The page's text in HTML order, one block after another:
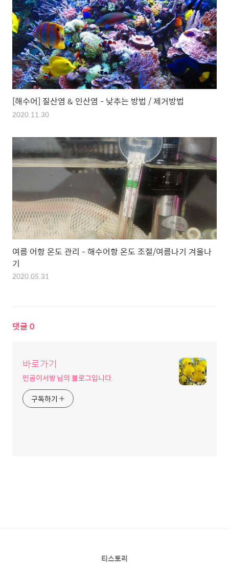
[해수어] 질산염 & 인산염 - 낮추는 방법 / 제거방법
2020.11.30
여름 어항 온도 관리 - 해수어항 온도 조절/여름나기 겨울나
기
2020.05.31
댓글 0
바로가기
민곰이서방 님의 블로그입니다.
구독하기
티스토리